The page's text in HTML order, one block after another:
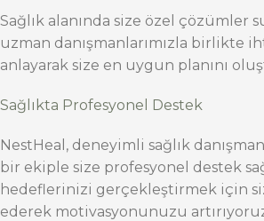
Sağlık alanında size özel çözümler
uzman danışmanlarımızla birlikte
anlayarak size en uygun planını
Sağlıkta Profesyonel Destek
NestHeal, deneyimli sağlık
bir ekiple size profesyonel destek
hedeflerinizi gerçekleştirmek için
ederek motivasyonunuzu